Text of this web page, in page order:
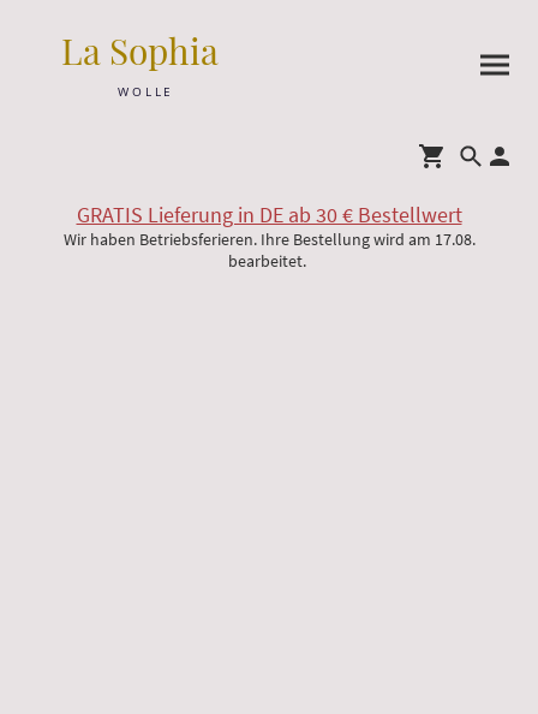
La Sophia
W O L L E
GRATIS Lieferung in DE ab 30 € Bestellwert
Wir haben Betriebsferieren. Ihre Bestellung wird am 17.08.
bearbeitet.